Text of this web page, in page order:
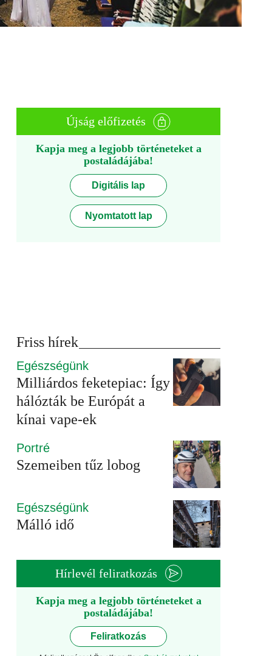
Újság előfizetés
Kapja meg a legjobb történeteket a
postaládájába!
Digitális lap
Nyomtatott lap
Friss hírek
Egészségünk
Milliárdos feketepiac: Így
hálózták be Európát a
kínai vape-ek
Portré
Szemeiben tűz lobog
Egészségünk
Málló idő
Hírlevél feliratkozás
Kapja meg a legjobb történeteket a
postaládájába!
Feliratkozás